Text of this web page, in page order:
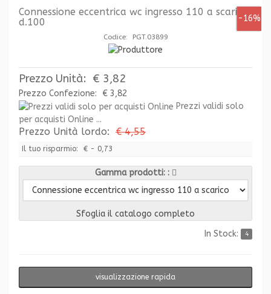
-16%
Connessione eccentrica wc ingresso 110 a scarico
d.100
Codice: PGT.03899
Prezzo Unità: € 3,82
Prezzo Confezione:
€ 3,82
Prezzi validi solo
per acquisti Online ...
Prezzo Unità lordo: € 4,55
Il tuo risparmio: € - 0,73
Gamma prodotti:
Sfoglia il catalogo completo
In Stock:
4
visualizzazione rapida